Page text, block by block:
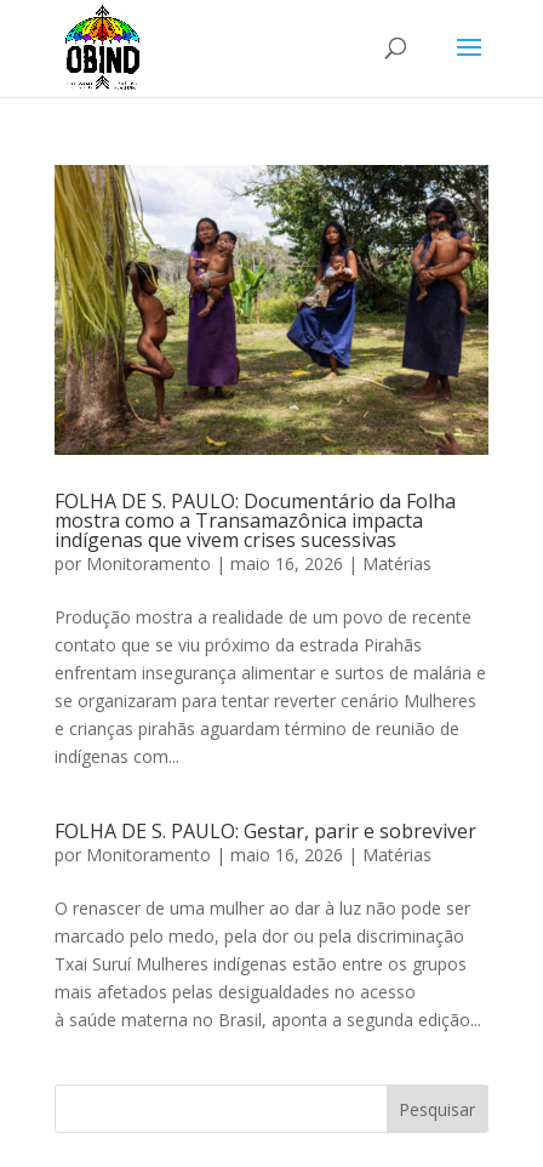
FOLHA DE S. PAULO: Documentário da Folha
mostra como a Transamazônica impacta
indígenas que vivem crises sucessivas
por Monitoramento | maio 16, 2026 | Matérias
Produção mostra a realidade de um povo de recente
contato que se viu próximo da estrada Pirahãs
enfrentam insegurança alimentar e surtos de malária e
se organizaram para tentar reverter cenário Mulheres
e crianças pirahãs aguardam término de reunião de
indígenas com...
FOLHA DE S. PAULO: Gestar, parir e sobreviver
por Monitoramento | maio 16, 2026 | Matérias
O renascer de uma mulher ao dar à luz não pode ser
marcado pelo medo, pela dor ou pela discriminação
Txai Suruí Mulheres indígenas estão entre os grupos
mais afetados pelas desigualdades no acesso
à saúde materna no Brasil, aponta a segunda edição...